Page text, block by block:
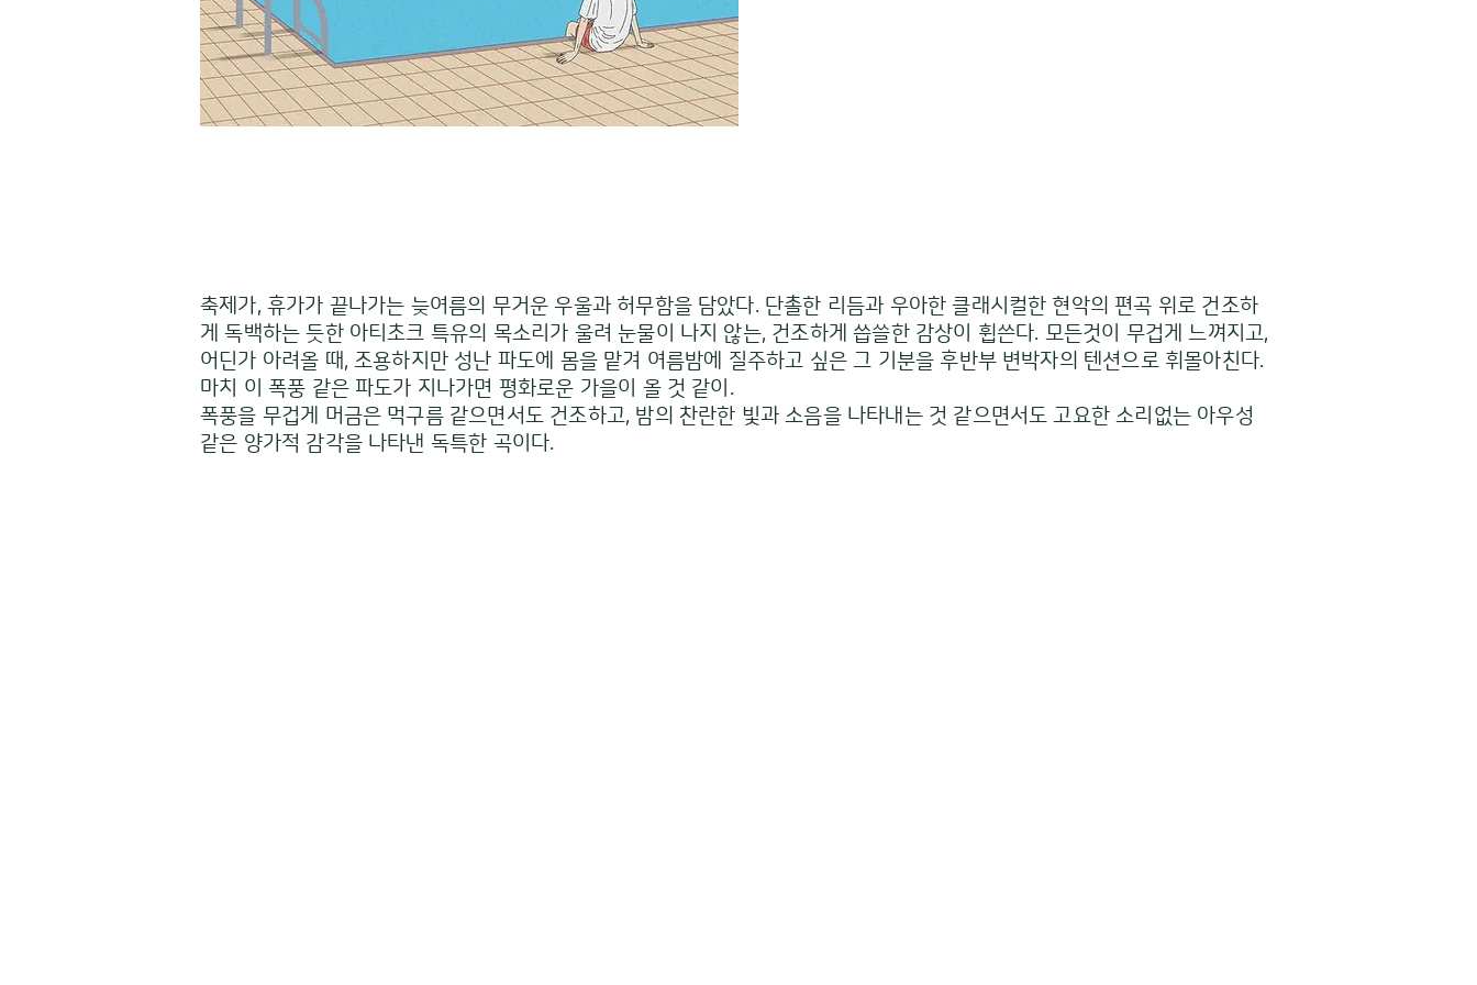
축제가, 휴가가 끝나가는 늦여름의 무거운 우울과 허무함을 담았다. 단촐한 리듬과 우아한 클래시컬한 현악의 편곡 위로 건조하
게 독백하는 듯한 아티초크 특유의 목소리가 울려 눈물이 나지 않는, 건조하게 씁쓸한 감상이 휩쓴다. 모든것이 무겁게 느껴지고,
어딘가 아려올 때, 조용하지만 성난 파도에 몸을 맡겨 여름밤에 질주하고 싶은 그 기분을 후반부 변박자의 텐션으로 휘몰아친다.
마치 이 폭풍 같은 파도가 지나가면 평화로운 가을이 올 것 같이.
폭풍을 무겁게 머금은 먹구름 같으면서도 건조하고, 밤의 찬란한 빛과 소음을 나타내는 것 같으면서도 고요한 소리없는 아우성
같은 양가적 감각을 나타낸 독특한 곡이다.